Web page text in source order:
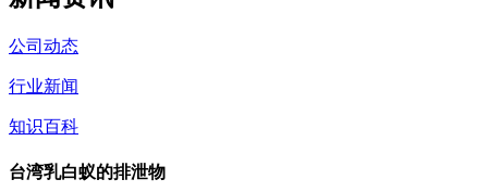
公司动态
行业新闻
知识百科
台湾乳白蚁的排泄物